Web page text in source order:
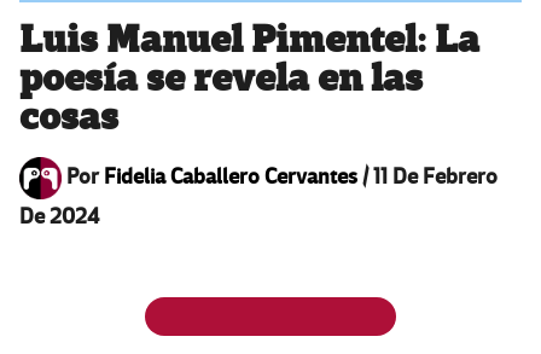
Luis Manuel Pimentel: La
poesía se revela en las
cosas
Por Fidelia Caballero Cervantes/11 De Febrero
De 2024